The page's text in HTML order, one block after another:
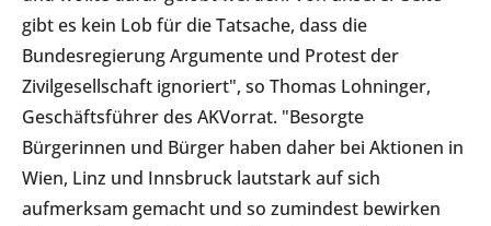
gibt es kein Lob für die Tatsache, dass die
Bundesregierung Argumente und Protest der
Zivilgesellschaft ignoriert", so Thomas Lohninger,
Geschäftsführer des AKVorrat. "Besorgte
Bürgerinnen und Bürger haben daher bei Aktionen in
Wien, Linz und Innsbruck lautstark auf sich
aufmerksam gemacht und so zumindest bewirken